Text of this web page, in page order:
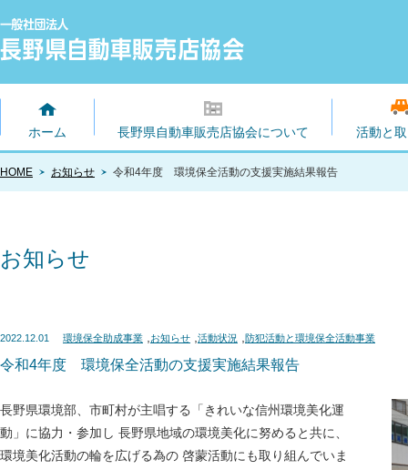
ホーム 長野県自動車販売店協会について 活動と
HOME お知らせ 令和4年度 環境保全活動の支援実施結果報告
お知らせ
2022.12.01 環境保全助成事業 お知らせ 活動状況 防犯活動と環境保全活動事業
令和4年度 環境保全活動の支援実施結果報告
長野県環境部、市町村が主唱する「きれいな信州環境美化運
動」に協力・参加し 長野県地域の環境美化に努めると共に、
環境美化活動の輪を広げる為の 啓蒙活動にも取り組んでいま